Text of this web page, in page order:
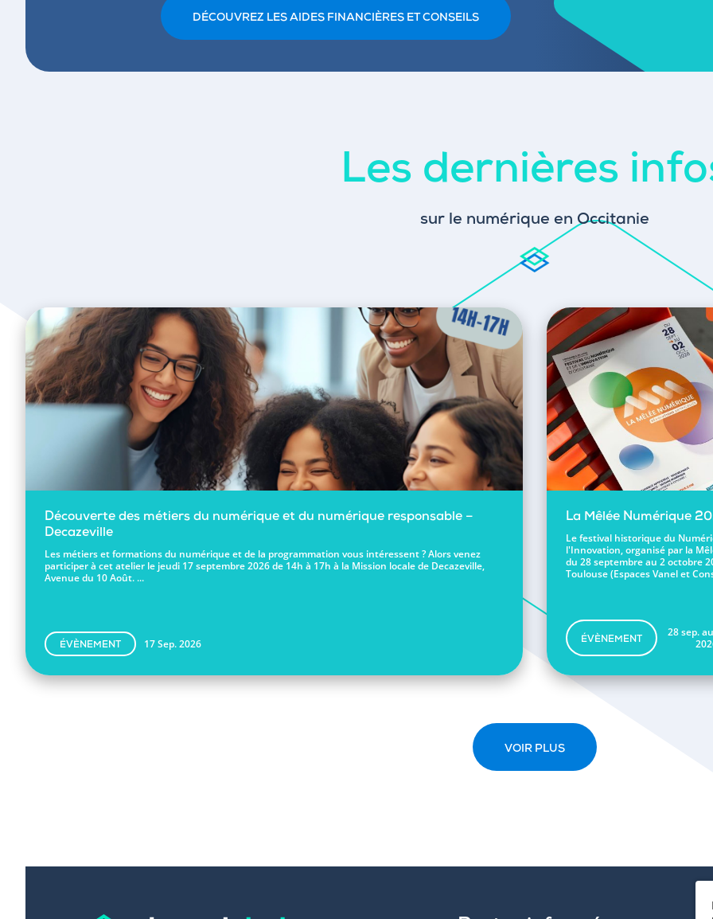
DÉCOUVREZ LES AIDES FINANCIÈRES ET CONSEILS
Les dernières
sur le numérique en Occitanie
Découverte des métiers du numérique et du numérique responsable –
Decazeville
Les métiers et formations du numérique et de la programmation vous intéressent ? Alors venez
participer à cet atelier le jeudi 17 septembre 2026 de 14h à 17h à la Mission locale de Decazeville,
Avenue du 10 Août. ...
ÉVÈNEMENT 17 Sep. 2026
La Mêlée Numérique
Le festival historique du
l'Innovation, organisé par la
du 28 septembre au 2 octobre
Toulouse (Espaces Vanel et
ÉVÈNEMENT
28 sep.
VOIR PLUS